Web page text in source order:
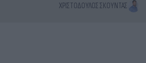
ΧΡΙΣΤΌΔΟΥΛΟΣ ΣΚΟΎΝΤΑΣ